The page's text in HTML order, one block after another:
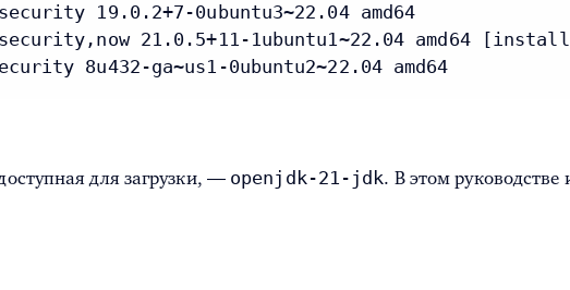
19.0.2+7-0ubuntu3~22.04 amd64
21.0.5+11-1ubuntu1~22.04 amd64
для загрузки, — openjdk-21-jdk. В этом руководстве